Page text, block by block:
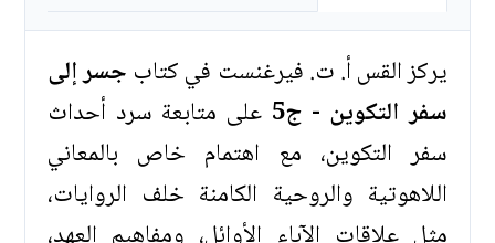
يركز القس أ. ت. فيرغنست في كتاب جسر إلى
سفر التكوين - ج5 على متابعة سرد أحداث
سفر التكوين، مع اهتمام خاص بالمعاني
اللاهوتية والروحية الكامنة خلف الروايات،